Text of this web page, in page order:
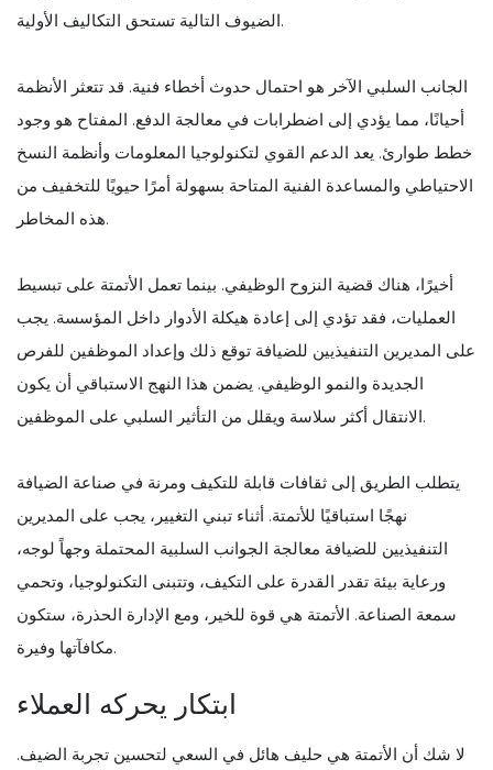
الضيوف التالية تستحق التكاليف الأولية.
الجانب السلبي الآخر هو احتمال حدوث أخطاء فنية. قد تتعثر الأنظمة
أحيانًا، مما يؤدي إلى اضطرابات في معالجة الدفع. المفتاح هو وجود
خطط طوارئ. يعد الدعم القوي لتكنولوجيا المعلومات وأنظمة النسخ
الاحتياطي والمساعدة الفنية المتاحة بسهولة أمرًا حيويًا للتخفيف من
هذه المخاطر.
أخيرًا، هناك قضية النزوح الوظيفي. بينما تعمل الأتمتة على تبسيط
العمليات، فقد تؤدي إلى إعادة هيكلة الأدوار داخل المؤسسة. يجب
على المديرين التنفيذيين للضيافة توقع ذلك وإعداد الموظفين للفرص
الجديدة والنمو الوظيفي. يضمن هذا النهج الاستباقي أن يكون
الانتقال أكثر سلاسة ويقلل من التأثير السلبي على الموظفين.
يتطلب الطريق إلى ثقافات قابلة للتكيف ومرنة في صناعة الضيافة
نهجًا استباقيًا للأتمتة. أثناء تبني التغيير، يجب على المديرين
التنفيذيين للضيافة معالجة الجوانب السلبية المحتملة وجهاً لوجه،
ورعاية بيئة تقدر القدرة على التكيف، وتتبنى التكنولوجيا، وتحمي
سمعة الصناعة. الأتمتة هي قوة للخير، ومع الإدارة الحذرة، ستكون
مكافآتها وفيرة.
ابتكار يحركه العملاء
لا شك أن الأتمتة هي حليف هائل في السعي لتحسين تجربة الضيف.